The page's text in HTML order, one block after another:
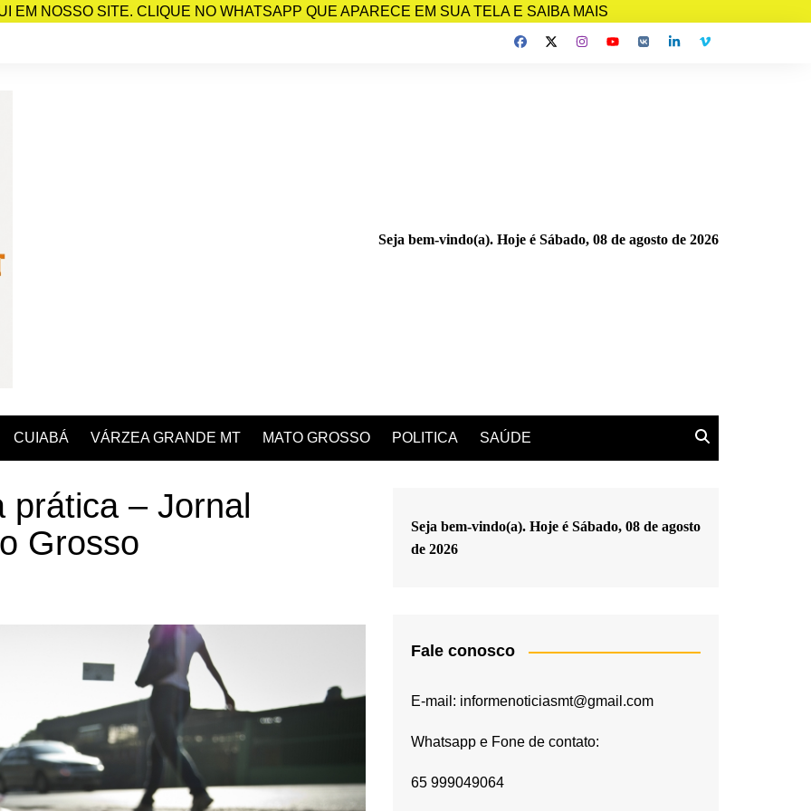
EM NOSSO SITE. CLIQUE NO WHATSAPP QUE APARECE EM SUA TELA E SAIBA MAIS
Seja bem-vindo(a). Hoje é Sábado, 08 de agosto de 2026
CUIABÁ VÁRZEA GRANDE MT MATO GROSSO POLITICA SAÚDE
prática – Jornal
Grosso
Seja bem-vindo(a). Hoje é Sábado, 08 de agosto
de 2026
Fale conosco
E-mail: informenoticiasmt@gmail.com
Whatsapp e Fone de contato:
65 999049064